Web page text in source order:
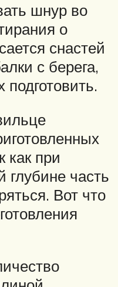
шнур во
о
снастей
с берега,
как при
часть
Вот что